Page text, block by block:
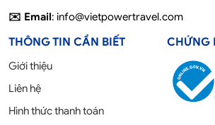
✉️ Email: info@vietpowertravel.com
THÔNG TIN CẦN BIẾT
Giới thiệu
Liên hệ
Hình thức thanh toán
CHỨNG